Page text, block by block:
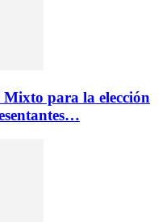
para la elección